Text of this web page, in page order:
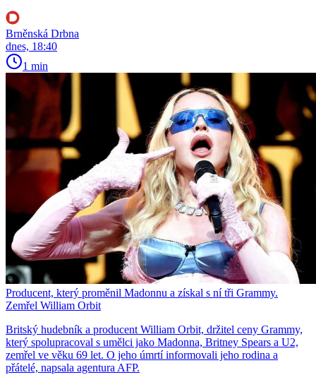
Brněnská Drbna
dnes, 18:40
1 min
Producent, který proměnil Madonnu a získal s ní tři Grammy.
Zemřel William Orbit
Britský hudebník a producent William Orbit, držitel ceny Grammy,
který spolupracoval s umělci jako Madonna, Britney Spears a U2,
zemřel ve věku 69 let. O jeho úmrtí informovali jeho rodina a
přátelé, napsala agentura AFP.